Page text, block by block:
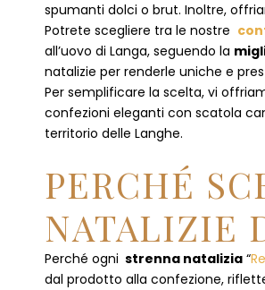
spumanti dolci o brut. Inoltre,
Potrete scegliere tra le nostre
all’uovo di Langa, seguendo la
natalizie per renderle uniche e
Per semplificare la scelta, vi
confezioni eleganti con scatola
territorio delle Langhe.
PERCHÉ
NATALIZIE
Perché ogni strenna natalizia “
dal prodotto alla confezione,